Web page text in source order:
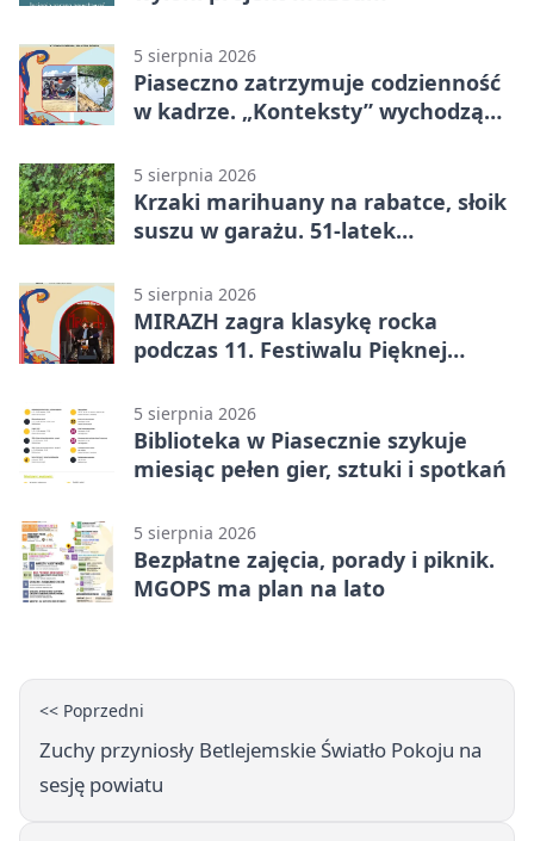
5 sierpnia 2026
Piaseczno zatrzymuje codzienność
w kadrze. „Konteksty” wychodzą
5 sierpnia 2026
Krzaki marihuany na rabatce, słoik
suszu w garażu. 51-latek
5 sierpnia 2026
MIRAZH zagra klasykę rocka
podczas 11. Festiwalu Pięknej
5 sierpnia 2026
Biblioteka w Piasecznie szykuje
miesiąc pełen gier, sztuki i spotkań
5 sierpnia 2026
Bezpłatne zajęcia, porady i piknik.
MGOPS ma plan na lato
<< Poprzedni
Zuchy przyniosły Betlejemskie Światło Pokoju na
sesję powiatu